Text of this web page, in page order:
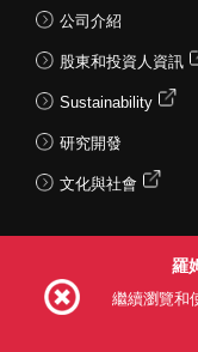
公司介紹
股東和投資人資訊
Sustainability
研究開發
文化與社會
羅
繼續瀏覽和